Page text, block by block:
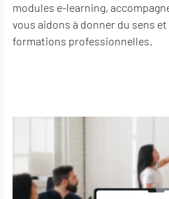
modules e-learning,
vous aidons à donner du sens
formations professionnelles.